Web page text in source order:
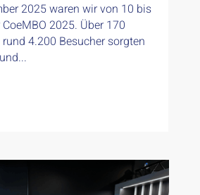
2025 waren wir von 10 bis
2025. Über 170
4.200 Besucher sorgten